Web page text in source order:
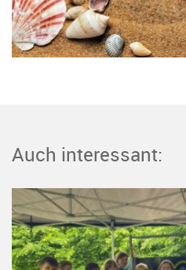
Auch interessant: